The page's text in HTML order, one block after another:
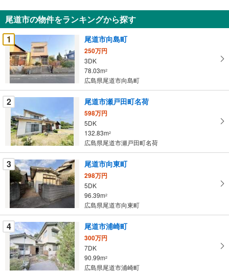
知
を
受
け
取
る
・
条
件
マ
イ
ペ
ー
ジ
に
保
存
す
る
尾道市の物件をランキングから探す
1
尾道市向島町
250万円
3DK
78.03m2
広島県尾道市向島町
2 尾道市瀬戸田町名荷
598万円
5DK
132.83m2
広島県尾道市瀬戸田町名荷
3 尾道市向東町
298万円
5DK
96.39m2
広島県尾道市向東町
4 尾道市浦崎町
300万円
7DK
90.99m2
広島県尾道市浦崎町